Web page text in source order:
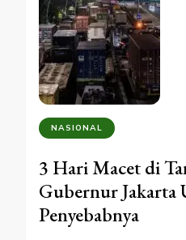
NASIONAL
3 Hari Macet di
Gubernur Jakarta
Penyebabnya